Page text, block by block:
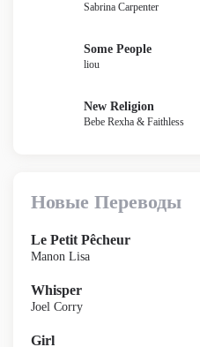
Sabrina Carpenter
Some People
liou
New Religion
Bebe Rexha & Faithless
Новые Переводы
Le Petit Pêcheur
Manon Lisa
Whisper
Joel Corry
Girl